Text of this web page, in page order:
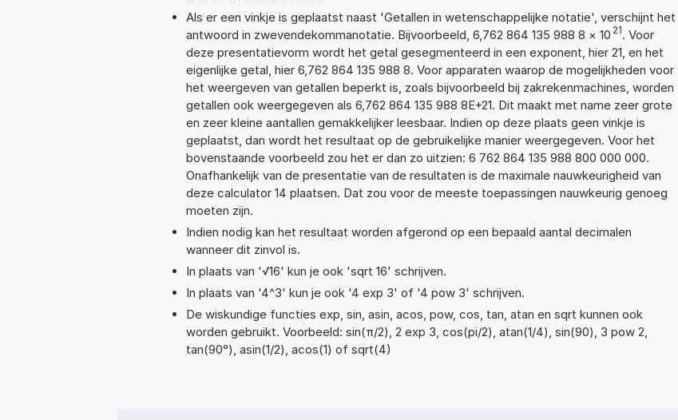
Als er een vinkje is geplaatst naast 'Getallen in wetenschappelijke notatie', verschijnt het
antwoord in zwevendekommanotatie. Bijvoorbeeld, 6,762 864 135 988 8 × 10 21. Voor
deze presentatievorm wordt het getal gesegmenteerd in een exponent, hier 21, en het
eigenlijke getal, hier 6,762 864 135 988 8. Voor apparaten waarop de mogelijkheden voor
het weergeven van getallen beperkt is, zoals bijvoorbeeld bij zakrekenmachines, worden
getallen ook weergegeven als 6,762 864 135 988 8E+21. Dit maakt met name zeer grote
en zeer kleine aantallen gemakkelijker leesbaar. Indien op deze plaats geen vinkje is
geplaatst, dan wordt het resultaat op de gebruikelijke manier weergegeven. Voor het
bovenstaande voorbeeld zou het er dan zo uitzien: 6 762 864 135 988 800 000 000.
Onafhankelijk van de presentatie van de resultaten is de maximale nauwkeurigheid van
deze calculator 14 plaatsen. Dat zou voor de meeste toepassingen nauwkeurig genoeg
moeten zijn.
Indien nodig kan het resultaat worden afgerond op een bepaald aantal decimalen
wanneer dit zinvol is.
In plaats van '√16' kun je ook 'sqrt 16' schrijven.
In plaats van '4^3' kun je ook '4 exp 3' of '4 pow 3' schrijven.
De wiskundige functies exp, sin, asin, acos, pow, cos, tan, atan en sqrt kunnen ook
worden gebruikt. Voorbeeld: sin(π/2), 2 exp 3, cos(pi/2), atan(1/4), sin(90), 3 pow 2,
tan(90°), asin(1/2), acos(1) of sqrt(4)